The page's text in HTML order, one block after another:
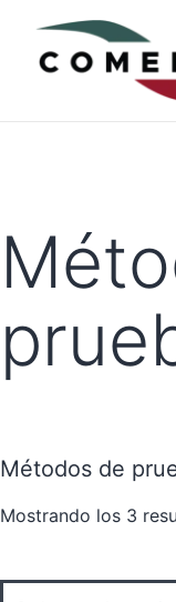
Métodos de
Mostrando los 3